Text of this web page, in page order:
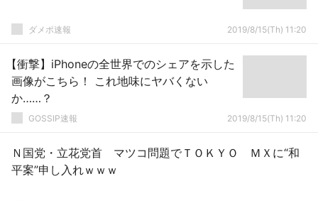
ダメポ速報 2019/8/15(Th) 11:20
【衝撃】iPhoneの全世界でのシェアを示した
画像がこちら！ これ地味にヤバくない
か……？
GOSSIP速報 2019/8/15(Th) 11:20
Ｎ国党・立花党首 マツコ問題でＴＯＫＹＯ ＭＸに“和
平案”申し入れｗｗｗ